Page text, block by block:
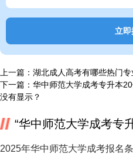
上一篇： 湖北成人高考有哪些热门
下一篇： 华中师范大学成考专升本
没有显示？